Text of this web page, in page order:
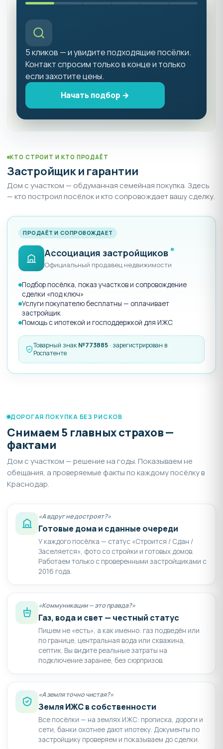
5 кликов — и увидите подходящие посёлки.
Контакт спросим только в конце и только
если захотите цены.
Начать подбор →
КТО СТРОИТ И КТО ПРОДАЁТ
Застройщик и гарантии
Дом с участком — обдуманная семейная покупка. Здесь
— кто построил посёлок и кто сопровождает вашу сделку.
ПРОДАЁТ И СОПРОВОЖДАЕТ
Ассоциация застройщиков ®
Официальный продавец недвижимости
Подбор посёлка, показ участков и сопровождение
сделки «под ключ»
Услуги покупателю бесплатны — оплачивает
застройщик
Помощь с ипотекой и господдержкой для ИЖС
Товарный знак№773885 · зарегистрирован в
Роспатенте
ДОРОГАЯ ПОКУПКА БЕЗ РИСКОВ
Снимаем 5 главных страхов —
фактами
Дом с участком — решение на годы. Показываем не
обещания, а проверяемые факты по каждому посёлку в
Краснодар.
«А вдруг не достроят?»
Готовые дома и сданные очереди
У каждого посёлка — статус «Строится / Сдан /
Заселяется», фото со стройки и готовых домов.
Работаем только с проверенными застройщиками с
2016 года.
«Коммуникации — это правда?»
Газ, вода и свет — честный статус
Пишем не «есть», а как именно: газ подведён или
по границе, центральная вода или скважина,
септик. Вы видите реальные затраты на
подключение заранее, без сюрпризов.
«А земля точно чистая?»
Земля ИЖС в собственности
Все посёлки — на землях ИЖС: прописка, дороги и
сети, банки охотнее дают ипотеку. Документы по
застройщику проверяем и показываем до сделки.